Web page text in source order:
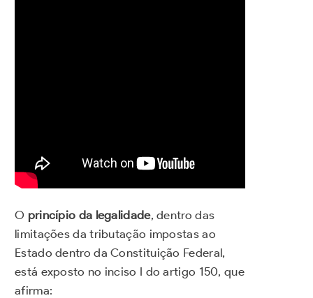
O princípio da legalidade, dentro das
limitações da tributação impostas ao
Estado dentro da Constituição Federal,
está exposto no inciso I do artigo 150, que
afirma: